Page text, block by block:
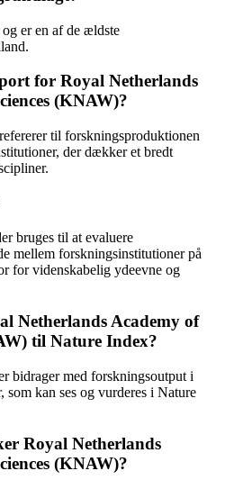
er en af de ældste
for Royal Netherlands
(KNAW)?
til forskningsproduktionen
der dækker et bredt
bruges til at evaluere
mellem forskningsinstitutioner på
for videnskabelig ydeevne og
Netherlands Academy of
til Nature Index?
bidrager med forskningsoutput i
kan ses og vurderes i Nature
Royal Netherlands
(KNAW)?